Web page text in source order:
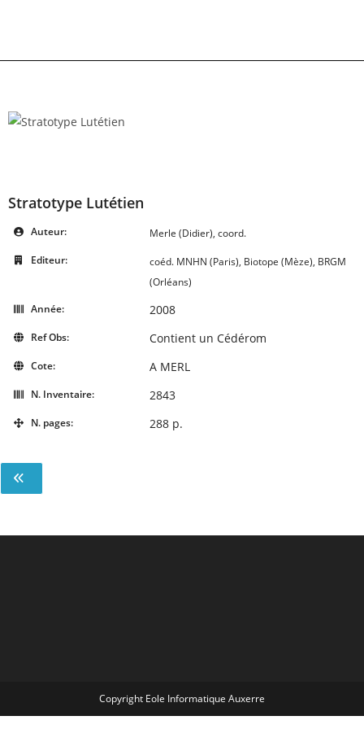
Stratotype Lutétien
Auteur:
Merle (Didier), coord.
Editeur:
coéd. MNHN (Paris), Biotope (Mèze), BRGM
(Orléans)
Année:
2008
Ref Obs: Contient un Cédérom
Cote: A MERL
N. Inventaire: 2843
N. pages: 288 p.
Copyright Eole Informatique Auxerre